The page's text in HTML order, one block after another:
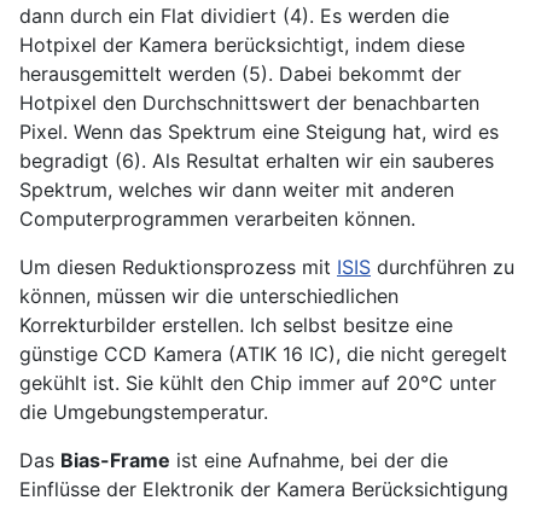
dann durch ein Flat dividiert (4). Es werden die
Hotpixel der Kamera berücksichtigt, indem diese
herausgemittelt werden (5). Dabei bekommt der
Hotpixel den Durchschnittswert der benachbarten
Pixel. Wenn das Spektrum eine Steigung hat, wird es
begradigt (6). Als Resultat erhalten wir ein sauberes
Spektrum, welches wir dann weiter mit anderen
Computerprogrammen verarbeiten können.
Um diesen Reduktionsprozess mit ISIS durchführen zu
können, müssen wir die unterschiedlichen
Korrekturbilder erstellen. Ich selbst besitze eine
günstige CCD Kamera (ATIK 16 IC), die nicht geregelt
gekühlt ist. Sie kühlt den Chip immer auf 20°C unter
die Umgebungstemperatur.
Das Bias-Frame ist eine Aufnahme, bei der die
Einflüsse der Elektronik der Kamera Berücksichtigung